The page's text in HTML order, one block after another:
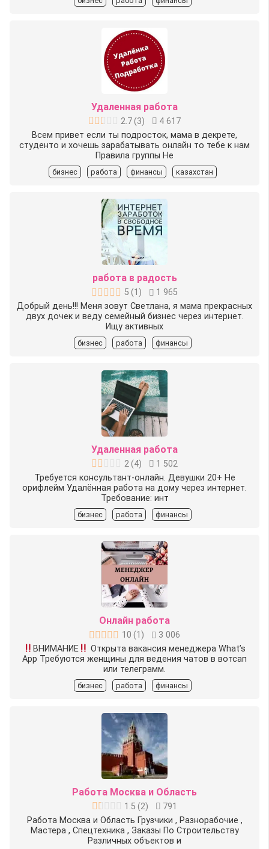
Удаленная работа
2.7(3)
4 617
Всем привет если ты подросток, мама в декрете,
студенто и хочешь зарабатывать онлайн то тебе к нам
Правила группы Не
бизнес работа финансы казахстан
работа в радость
5 (1 )
1 965
Добрый день!!! Меня зовут Светлана, я мама прекрасных
двух дочек и веду семейный бизнес через интернет.
Ищу активных
бизнес работа финансы
Удаленная работа
2(4)
1 502
Требуется консультант-онлайн. Девушки 20+ Не
орифлейм Удалённая работа на дому через интернет.
Требование: инт
бизнес работа финансы
Онлайн работа
10 (1 )
3 006
ВНИМАНИЕ
Открыта вакансия менеджера What’s
App Требуются женщины для ведения чатов в вотсап
или телеграмм.
бизнес работа финансы
Работа Москва и Область
1.5 (2)
791
Работа Москва и Область Грузчики , Разнорабочие ,
Мастера , Спецтехника , Заказы По Строительству
Различных объектов и